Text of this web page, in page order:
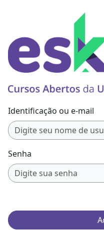
Identificação ou e-mail
Senha